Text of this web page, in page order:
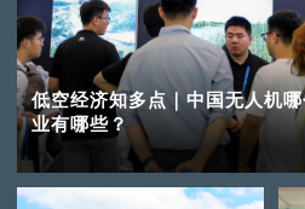
低空经济知多点｜中国无人机
业有哪些？